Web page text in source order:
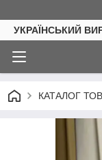
УКРАЇНСЬКИЙ
КАТАЛОГ